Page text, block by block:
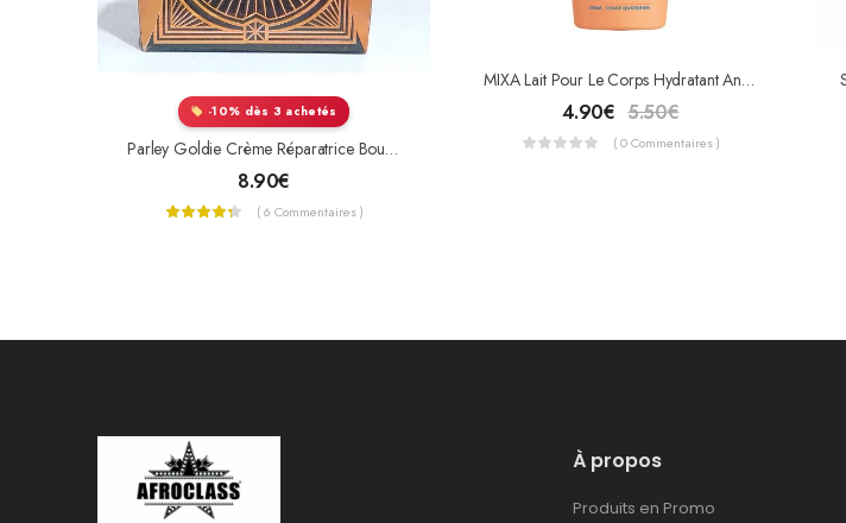
-10% dès 3 achetés
Parley Goldie Crème Réparatrice Boutons Et Tâches Visage
8.90€
( 6 Commentaires )
MIXA Lait Pour Le Corps Hydratant Anti-Dessèchement 250ml
4.90€ 5.50€
( 0 Commentaires )
À propos
Produits en Promo